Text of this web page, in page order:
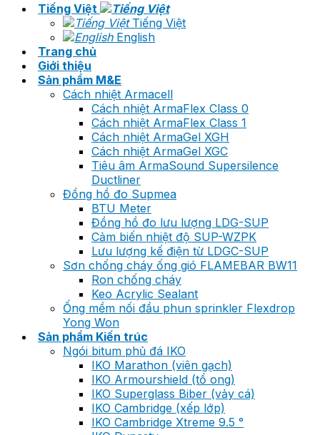
Tiếng Việt
Tiếng Việt
English
Trang chủ
Giới thiệu
Sản phẩm M&E
Cách nhiệt Armacell
Cách nhiệt ArmaFlex Class 0
Cách nhiệt ArmaFlex Class 1
Cách nhiệt ArmaGel XGH
Cách nhiệt ArmaGel XGC
Tiêu âm ArmaSound Supersilence
Ductliner
Đồng hồ đo Supmea
BTU Meter
Đồng hồ đo lưu lượng LDG-SUP
Cảm biến nhiệt độ SUP-WZPK
Lưu lượng kế điện từ LDGC-SUP
Sơn chống cháy ống gió FLAMEBAR BW11
Ron chống cháy
Keo Acrylic Sealant
Ống mềm nối đầu phun sprinkler Flexdrop
Yong Won
Sản phẩm Kiến trúc
Ngói bitum phủ đá IKO
IKO Marathon (viên gạch)
IKO Armourshield (tổ ong)
IKO Superglass Biber (vảy cá)
IKO Cambridge (xếp lớp)
IKO Cambridge Xtreme 9.5 °